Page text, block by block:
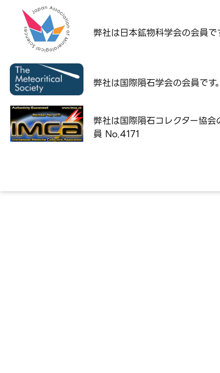
弊社は日本鉱物科学会の会員で
弊社は国際隕石学会の会員です
弊社は国際隕石コレクター協会
員 No.4171